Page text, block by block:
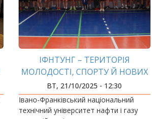
ІФНТУНГ – ТЕРИТОРІЯ
МОЛОДОСТІ, СПОРТУ Й НОВИХ
МОЖЛИВОСТЕЙ!
ВТ, 21/10/2025 - 12:30
Івано-Франківський національний
технічний університет нафти і газу